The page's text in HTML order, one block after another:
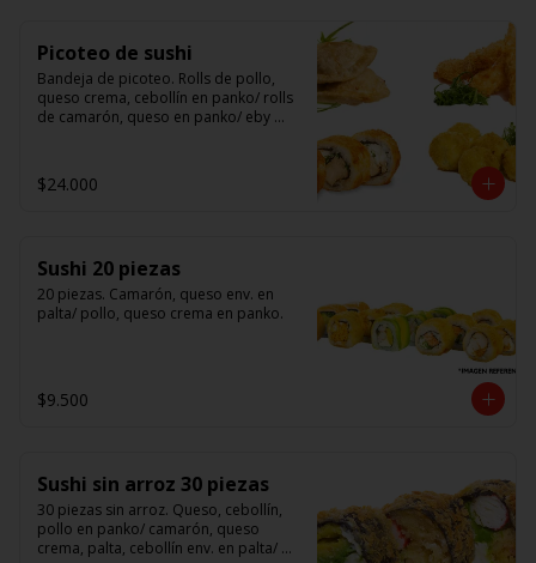
Picoteo de sushi
Bandeja de picoteo. Rolls de pollo,
queso crema, cebollín en panko/ rolls
de camarón, queso en panko/ eby
crema)/ gyosas mixtas.
$24.000
Sushi 20 piezas
20 piezas. Camarón, queso env. en
palta/ pollo, queso crema en panko.
$9.500
Sushi sin arroz 30 piezas
30 piezas sin arroz. Queso, cebollín,
pollo en panko/ camarón, queso
crema, palta, cebollín env. en palta/